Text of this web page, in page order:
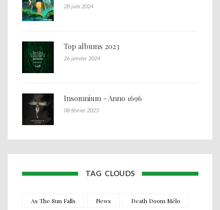
28 juin 2024
Top albums 2023
26 janvier 2024
Insomnium - Anno 1696
08 février 2023
TAG CLOUDS
As The Sun Falls News Death Doom Mélo